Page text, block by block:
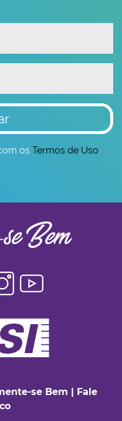
os Termos de Uso
se Bem | Fale